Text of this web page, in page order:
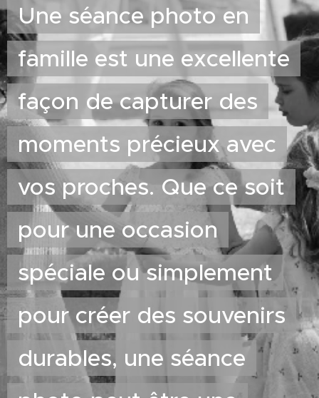
Une séance photo en
famille est une excellente
façon de capturer des
moments précieux avec
vos proches. Que ce soit
pour une occasion
spéciale ou simplement
pour créer des souvenirs
durables, une séance